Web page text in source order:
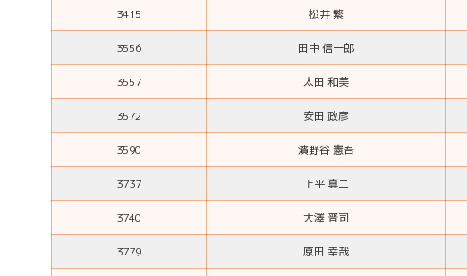
3415 松井 繁
3556 田中 信一郎
3557 太田 和美
3572 安田 政彦
3590 濱野谷 憲吾
3737 上平 真二
3740 大澤 普司
3779 原田 幸哉